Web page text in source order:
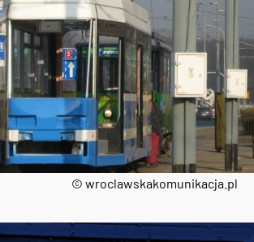
© wroclawskakomunikacja.pl